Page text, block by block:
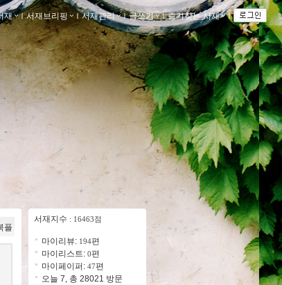
재 ｌ서재브리핑 ｌ서재관리 ｌ글쓰기 ｌ즐겨찾는 서재 ｌ
플
서재지수 : 16463점
마이리뷰: 194편
마이리스트: 0편
마이페이퍼: 47편
오늘 7, 총 28021 방문